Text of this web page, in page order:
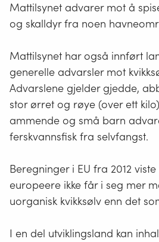
Mattilsynet advarer mot å
og skalldyr fra noen
Mattilsynet har også innført
generelle advarsler mot
Advarslene gjelder gjedde,
stor ørret og røye (over ett
ammende og små barn
ferskvannsfisk fra selvfangst.
Beregninger i EU fra 2012
europeere ikke får i seg mer
uorganisk kvikksølv enn det
I en del utviklingsland kan